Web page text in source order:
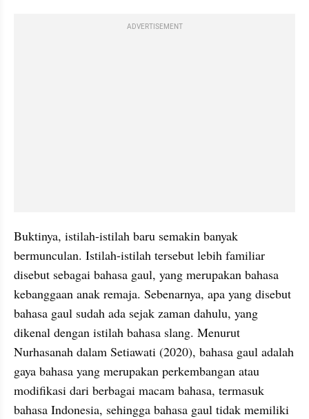
ADVERTISEMENT
Buktinya, istilah-istilah baru semakin banyak
bermunculan. Istilah-istilah tersebut lebih familiar
disebut sebagai bahasa gaul, yang merupakan bahasa
kebanggaan anak remaja. Sebenarnya, apa yang disebut
bahasa gaul sudah ada sejak zaman dahulu, yang
dikenal dengan istilah bahasa slang. Menurut
Nurhasanah dalam Setiawati (2020), bahasa gaul adalah
gaya bahasa yang merupakan perkembangan atau
modifikasi dari berbagai macam bahasa, termasuk
bahasa Indonesia, sehingga bahasa gaul tidak memiliki